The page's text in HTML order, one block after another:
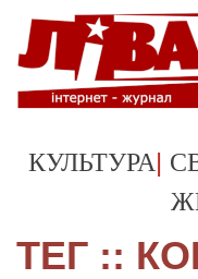
КУЛЬТУРА|
ТЕГ ::